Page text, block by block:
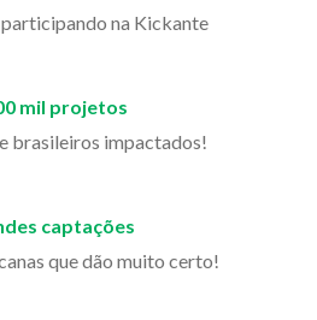
na Kickante
mil projetos
brasileiros impactados!
captações
que dão muito certo!